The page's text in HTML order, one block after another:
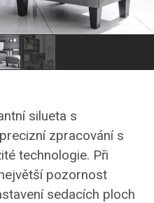
silueta s
zpracování s
technologie. Při
pozornost
sedacích ploch